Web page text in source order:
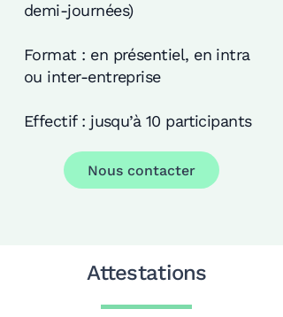
demi-journées)
Format : en présentiel, en intra
ou inter-entreprise
Effectif : jusqu’à 10 participants
Nous contacter
Attestations